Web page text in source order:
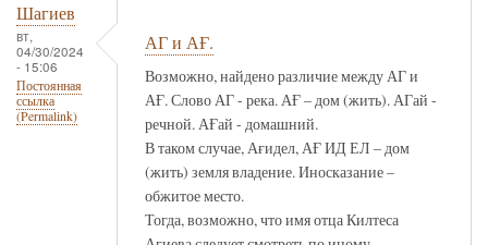
Шагиев
вт,
04/30/2024
- 15:06
Постоянная
ссылка
(Permalink)
АГ и АҒ.
Возможно, найдено различие между АГ и
АҒ. Слово АГ - река. АҒ – дом (жить). АГай -
речной. АҒай - домашний.
В таком случае, Ағидел, АҒ ИД ЕЛ – дом
(жить) земля владение. Иносказание –
обжитое место.
Тогда, возможно, что имя отца Килтеса